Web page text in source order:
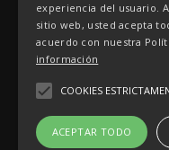
experiencia del usuario.
sitio web, usted acepta
acuerdo con nuestra
información
COOKIES
ACEPTAR TODO